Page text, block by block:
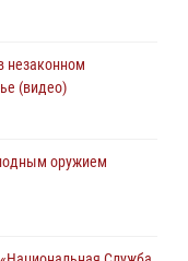
незаконном
(видео)
оружием